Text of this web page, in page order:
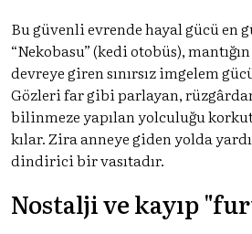
Bu güvenli evrende hayal gücü en
“Nekobasu” (kedi otobüs),
devreye giren sınırsız imgelem
Gözleri far gibi parlayan,
bilinmeze yapılan yolculuğu
kılar. Zira anneye giden yolda
dindirici bir vasıtadır.
Nostalji ve kayıp